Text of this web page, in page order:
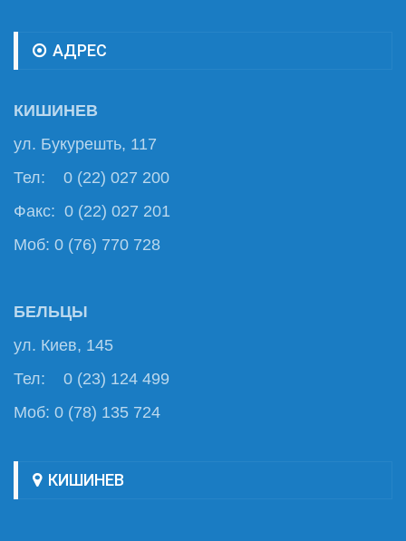
АДРЕС
КИШИНЕВ
ул. Букурешть, 117
Тел: 0 (22) 027 200
Факс: 0 (22) 027 201
Моб: 0 (76) 770 728
БЕЛЬЦЫ
ул. Киев, 145
Тел: 0 (23) 124 499
Моб: 0 (78) 135 724
КИШИНЕВ